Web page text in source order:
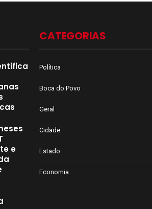
e
CATEGORIAS
Política
Boca do Povo
Geral
Cidade
Estado
Economia